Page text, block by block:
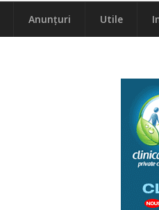
Anunțuri Utile